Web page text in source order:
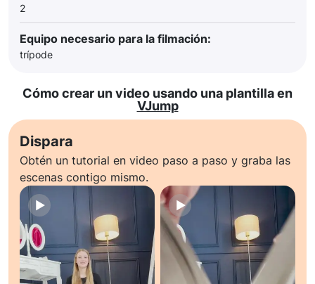
2
Equipo necesario para la filmación:
trípode
Cómo crear un video usando una plantilla en
VJump
Dispara
Obtén un tutorial en video paso a paso y graba las
escenas contigo mismo.